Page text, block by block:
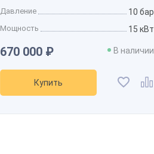
Давление 10 бар
Мощность 15 кВт
670 000 ₽ В наличии
Купить